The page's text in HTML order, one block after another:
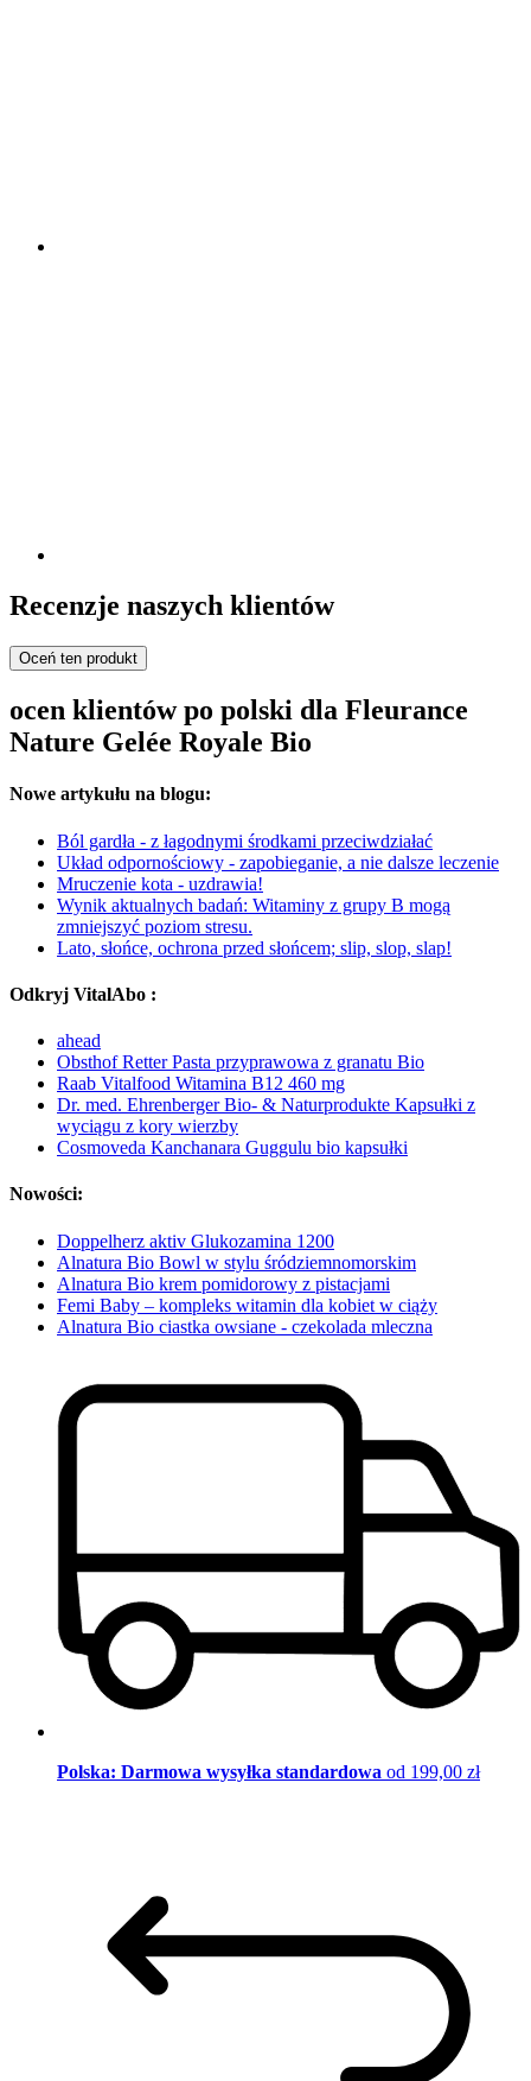
Recenzje naszych klientów
Oceń ten produkt
ocen klientów po polski dla Fleurance
Nature Gelée Royale Bio
Nowe artykułu na blogu:
Ból gardła - z łagodnymi środkami przeciwdziałać
Układ odpornościowy - zapobieganie, a nie dalsze leczenie
Mruczenie kota - uzdrawia!
Wynik aktualnych badań: Witaminy z grupy B mogą
zmniejszyć poziom stresu.
Lato, słońce, ochrona przed słońcem; slip, slop, slap!
Odkryj VitalAbo :
ahead
Obsthof Retter Pasta przyprawowa z granatu Bio
Raab Vitalfood Witamina B12 460 mg
Dr. med. Ehrenberger Bio- & Naturprodukte Kapsułki z
wyciągu z kory wierzby
Cosmoveda Kanchanara Guggulu bio kapsułki
Nowości:
Doppelherz aktiv Glukozamina 1200
Alnatura Bio Bowl w stylu śródziemnomorskim
Alnatura Bio krem pomidorowy z pistacjami
Femi Baby – kompleks witamin dla kobiet w ciąży
Alnatura Bio ciastka owsiane - czekolada mleczna
Polska: Darmowa wysyłka standardowa od 199,00 zł